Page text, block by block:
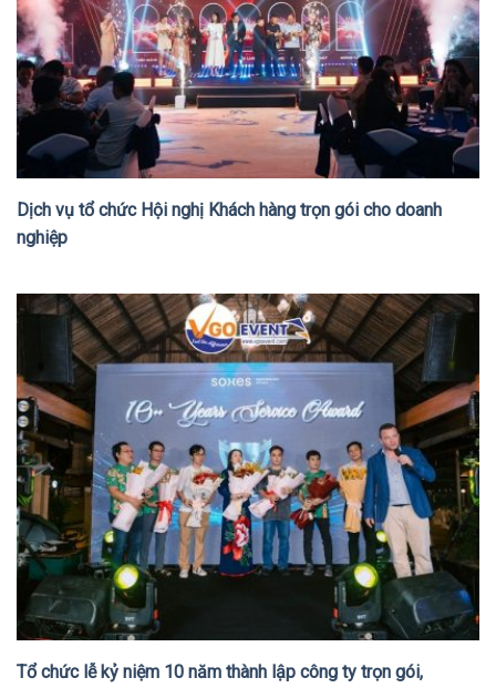
Dịch vụ tổ chức Hội nghị Khách hàng trọn gói cho doanh
nghiệp
Tổ chức lễ kỷ niệm 10 năm thành lập công ty trọn gói,